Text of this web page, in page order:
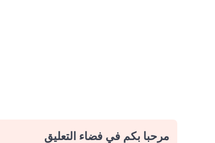
مرحبا بكم في فضاء التعليق